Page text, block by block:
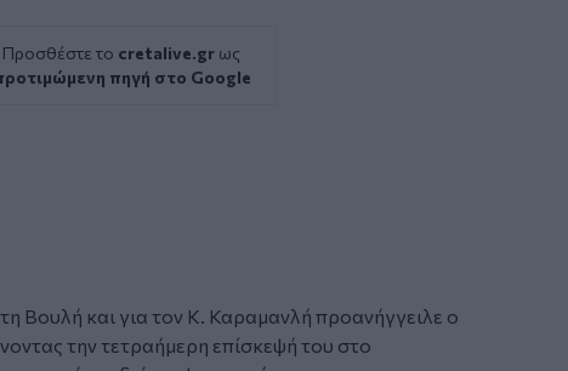
Προσθέστε το cretalive.gr ως
πηγή στο Google
Βουλή και για τον Κ. Καραμανλή προανήγγειλε ο
την τετραήμερη επίσκεψή του στο